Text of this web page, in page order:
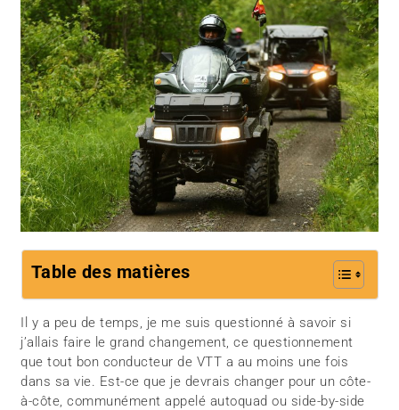
Table des matières
Il y a peu de temps, je me suis questionné à savoir si
j’allais faire le grand changement, ce questionnement
que tout bon conducteur de VTT a au moins une fois
dans sa vie. Est-ce que je devrais changer pour un côte-
à-côte, communément appelé autoquad ou side-by-side